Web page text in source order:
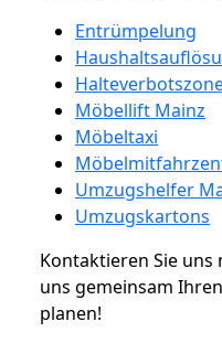
Entrümpelung
Möbellift Mainz
Möbeltaxi
Umzugshelfer
Umzugskartons
Kontaktieren Sie uns
uns gemeinsam
planen!